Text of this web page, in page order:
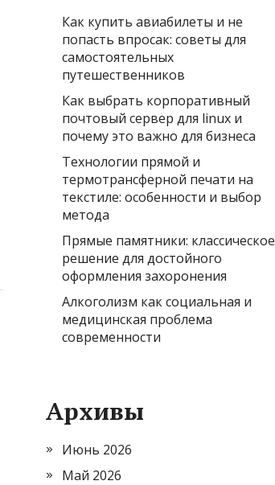
Как купить авиабилеты и не
попасть впросак: советы для
самостоятельных
путешественников
Как выбрать корпоративный
почтовый сервер для linux и
почему это важно для бизнеса
Технологии прямой и
термотрансферной печати на
текстиле: особенности и выбор
метода
Прямые памятники: классическое
решение для достойного
оформления захоронения
Алкоголизм как социальная и
медицинская проблема
современности
Архивы
Июнь 2026
Май 2026